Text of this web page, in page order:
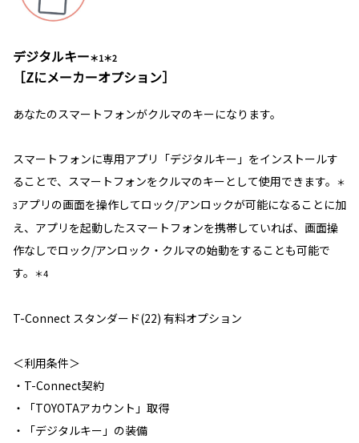
デジタルキー＊1＊2
［Zにメーカーオプション］
あなたのスマートフォンがクルマのキーになります。
スマートフォンに専用アプリ「デジタルキー」をインストールす
ることで、スマートフォンをクルマのキーとして使用できます。
＊
3アプリの画面を操作してロック/アンロックが可能になることに加
え、アプリを起動したスマートフォンを携帯していれば、画面操
作なしでロック/アンロック・クルマの始動をすることも可能で
す。
＊4
T-Connect スタンダード(22) 有料オプション
＜利用条件＞
・T-Connect契約
・「TOYOTAアカウント」取得
・「デジタルキー」の装備